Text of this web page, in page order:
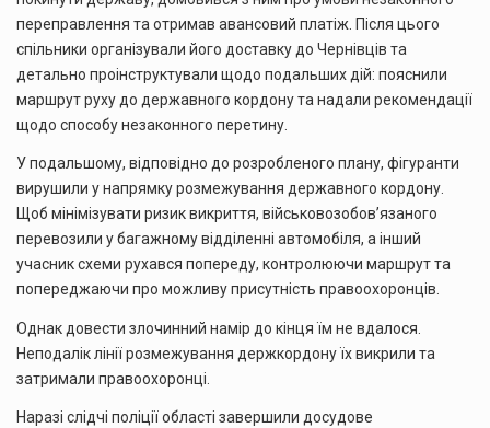
переправлення та отримав авансовий платіж. Після цього
спільники організували його доставку до Чернівців та
детально проінструктували щодо подальших дій: пояснили
маршрут руху до державного кордону та надали рекомендації
щодо способу незаконного перетину.
У подальшому, відповідно до розробленого плану, фігуранти
вирушили у напрямку розмежування державного кордону.
Щоб мінімізувати ризик викриття, військовозобов’язаного
перевозили у багажному відділенні автомобіля, а інший
учасник схеми рухався попереду, контролюючи маршрут та
попереджаючи про можливу присутність правоохоронців.
Однак довести злочинний намір до кінця їм не вдалося.
Неподалік лінії розмежування держкордону їх викрили та
затримали правоохоронці.
Наразі слідчі поліції області завершили досудове